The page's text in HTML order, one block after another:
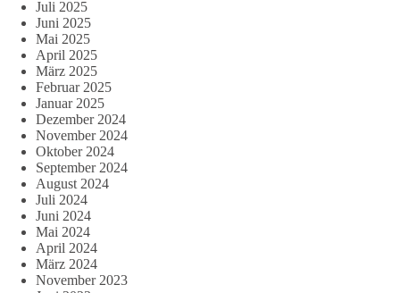
Juli 2025
Juni 2025
Mai 2025
April 2025
März 2025
Februar 2025
Januar 2025
Dezember 2024
November 2024
Oktober 2024
September 2024
August 2024
Juli 2024
Juni 2024
Mai 2024
April 2024
März 2024
November 2023